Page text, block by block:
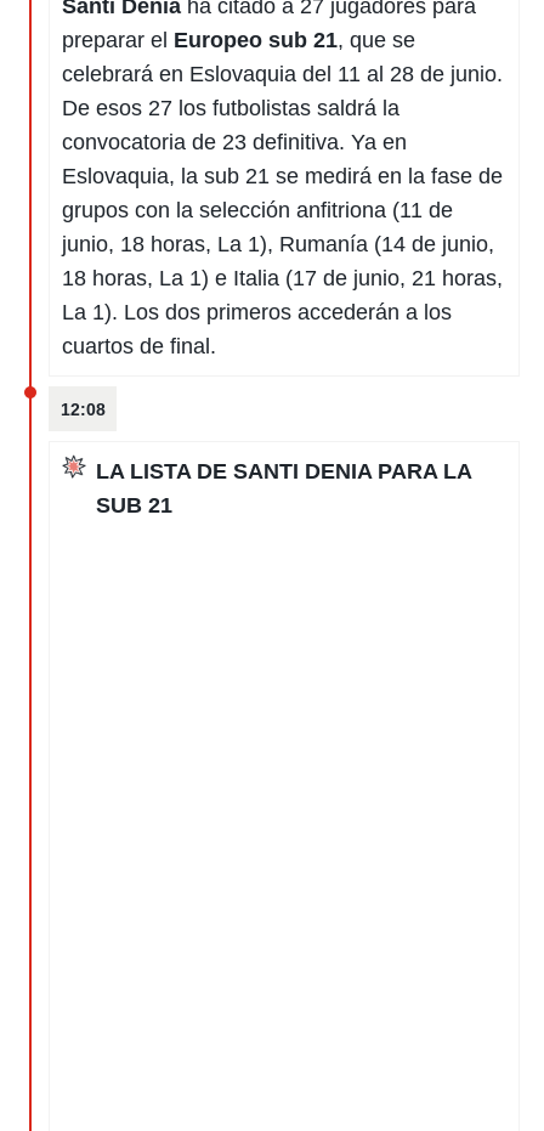
Santi Denia ha citado a 27 jugadores para
preparar el Europeo sub 21, que se
celebrará en Eslovaquia del 11 al 28 de junio.
De esos 27 los futbolistas saldrá la
convocatoria de 23 definitiva. Ya en
Eslovaquia, la sub 21 se medirá en la fase de
grupos con la selección anfitriona (11 de
junio, 18 horas, La 1), Rumanía (14 de junio,
18 horas, La 1) e Italia (17 de junio, 21 horas,
La 1). Los dos primeros accederán a los
cuartos de final.
12:08
LA LISTA DE SANTI DENIA PARA LA
SUB 21